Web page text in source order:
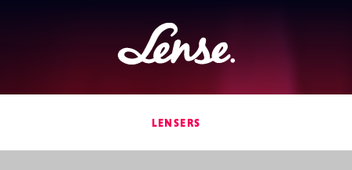
Lense
LENSERS